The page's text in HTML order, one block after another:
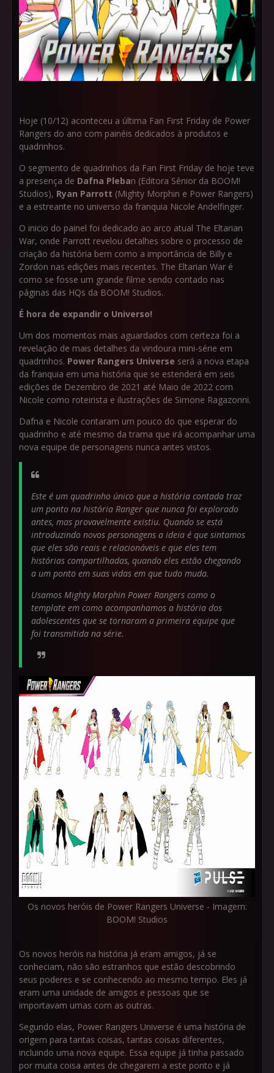
Hoje (10/12) aconteceu a última Fan First Friday de Power
Rangers do ano com painéis dedicados à produtos e
quadrinhos.
O segmento de quadrinhos da Fan First Friday de hoje teve
a presença de Dafna Pleban (Editora Sênior da BOOM!
Studios), Ryan Parrott (Mighty Morphin e Power Rangers)
e a estreante no universo da franquia Nicole Andelfinger.
O inicio do painel foi dedicado ao arco atual The Eltarian
War, onde Parrott revelou detalhes sobre o processo de
criação da história bem como a importância de Billy e
Zordon nas edições mais recentes. The Eltarian War é
como se fosse um grande filme sendo contado nas
páginas das HQs da BOOM! Studios.
É hora de expandir o Universo!
Um dos momentos mais aguardados com certeza foi a
revelação de mais detalhes da vindoura mini-série em
quadrinhos. Power Rangers Universe será a nova etapa
da franquia em uma história que se estenderá em seis
edições de Dezembro de 2021 até Maio de 2022 com
Nicole como roteirista e ilustrações de Simone Ragazonni.
Dafna e Nicole contaram um pouco do que esperar do
quadrinho e até mesmo da trama que irá acompanhar uma
nova equipe de personagens nunca antes vistos.
Este é um quadrinho único que a história contada traz
um ponto na história Ranger que nunca foi explorado
antes, mas provavelmente existiu. Quando se está
introduzindo novos personagens a ideia é que sintamos
que eles são reais e relacionáveis e que eles tem
histórias compartilhadas, quando eles estão chegando
a um ponto em suas vidas em que tudo muda.
Usamos Mighty Morphin Power Rangers como o
template em como acompanhamos a história dos
adolescentes que se tornaram a primeira equipe que
foi transmitida na série.
Os novos heróis de Power Rangers Universe - Imagem:
BOOM! Studios
Os novos heróis na história já eram amigos, já se
conheciam, não são estranhos que estão descobrindo
seus poderes e se conhecendo ao mesmo tempo. Eles já
eram uma unidade de amigos e pessoas que se
importavam umas com as outras.
Segundo elas, Power Rangers Universe é uma história de
origem para tantas coisas, tantas coisas diferentes,
incluindo uma nova equipe. Essa equipe já tinha passado
por muita coisa antes de chegarem a este ponto e já